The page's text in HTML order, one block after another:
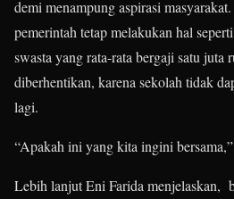
demi menampung aspirasi
pemerintah tetap melakukan hal
swasta yang rata-rata bergaji satu juta
diberhentikan, karena sekolah tidak
lagi.
“Apakah ini yang kita ingini
Lebih lanjut Eni Farida menjelaskan,